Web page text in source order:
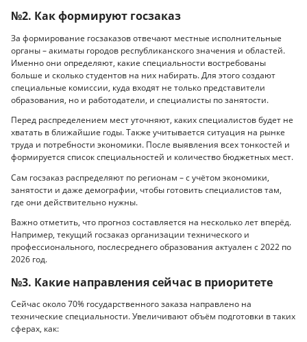
№2. Как формируют госзаказ
За формирование госзаказов отвечают местные исполнительные
органы – акиматы городов республиканского значения и областей.
Именно они определяют, какие специальности востребованы
больше и сколько студентов на них набирать. Для этого создают
специальные комиссии, куда входят не только представители
образования, но и работодатели, и специалисты по занятости.
Перед распределением мест уточняют, каких специалистов будет не
хватать в ближайшие годы. Также учитывается ситуация на рынке
труда и потребности экономики. После выявления всех тонкостей и
формируется список специальностей и количество бюджетных мест.
Сам госзаказ распределяют по регионам – с учётом экономики,
занятости и даже демографии, чтобы готовить специалистов там,
где они действительно нужны.
Важно отметить, что прогноз составляется на несколько лет вперёд.
Например, текущий госзаказ организации технического и
профессионального, послесреднего образования актуален с 2022 по
2026 год.
№3. Какие направления сейчас в приоритете
Сейчас около 70% государственного заказа направлено на
технические специальности. Увеличивают объём подготовки в таких
сферах, как: